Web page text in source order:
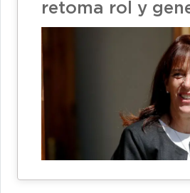
retoma rol y